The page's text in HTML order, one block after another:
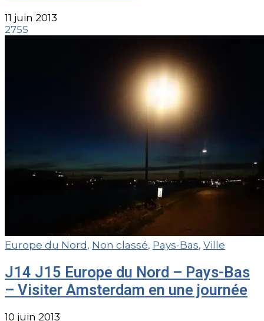
11 juin 2013
2755
Europe du Nord, Non classé, Pays-Bas, Ville
J14 J15 Europe du Nord – Pays-Bas
– Visiter Amsterdam en une journée
10 juin 2013